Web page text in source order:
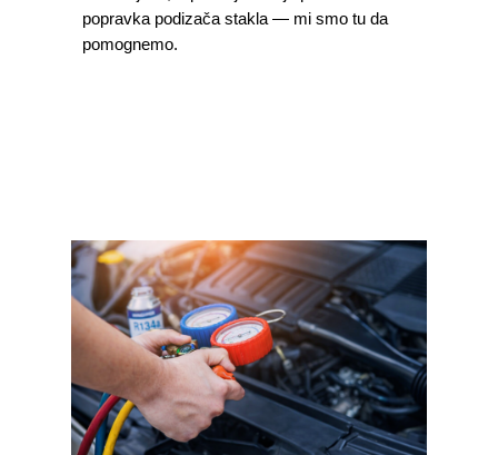
popravka podizača stakla — mi smo tu da
pomognemo.